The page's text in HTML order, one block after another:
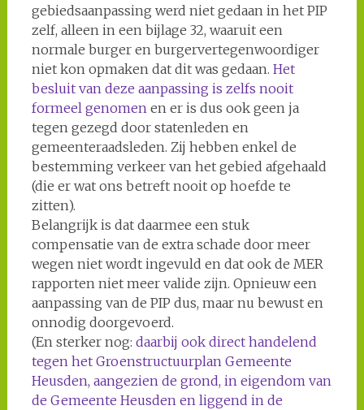
gebiedsaanpassing werd niet gedaan in het PIP
zelf, alleen in een bijlage 32, waaruit een
normale burger en burgervertegenwoordiger
niet kon opmaken dat dit was gedaan. Het
besluit van deze aanpassing is zelfs nooit
formeel genomen en er is dus ook geen ja
tegen gezegd door statenleden en
gemeenteraadsleden. Zij hebben enkel de
bestemming verkeer van het gebied afgehaald
(die er wat ons betreft nooit op hoefde te
zitten).
Belangrijk is dat daarmee een stuk
compensatie van de extra schade door meer
wegen niet wordt ingevuld en dat ook de MER
rapporten niet meer valide zijn. Opnieuw een
aanpassing van de PIP dus, maar nu bewust en
onnodig doorgevoerd.
(En sterker nog: daarbij ook direct handelend
tegen het Groenstructuurplan Gemeente
Heusden, aangezien de grond, in eigendom van
de Gemeente Heusden en liggend in de